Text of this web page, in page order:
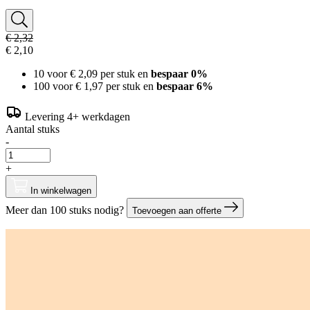
€ 2,32
€ 2,10
10 voor€ 2,09 per stuk en bespaar 0%
100 voor€ 1,97 per stuk en bespaar 6%
Levering 4+ werkdagen
Aantal stuks
-
+
In winkelwagen
Meer dan 100 stuks nodig? Toevoegen aan offerte